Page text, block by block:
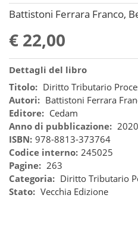
Battistoni Ferrara Franco,
€ 22,00
Dettagli del libro
Titolo: Diritto Tributario
Autori: Battistoni Ferrara
Editore: Cedam
Anno di pubblicazione: 2020
ISBN: 978-8813-373764
Codice interno: 245025
Pagine: 263
Categoria: Diritto Tributario
Stato: Vecchia Edizione